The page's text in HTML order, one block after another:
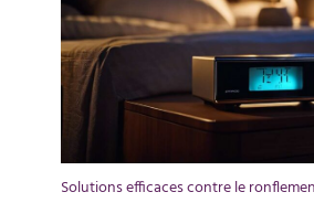
Solutions efficaces contre le